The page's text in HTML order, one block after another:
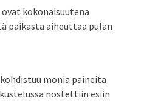
kokonaisuutena
paikasta aiheuttaa pulan
monia paineita
nostettiin esiin